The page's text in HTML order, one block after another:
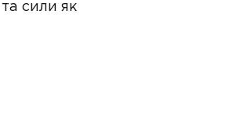
сили як